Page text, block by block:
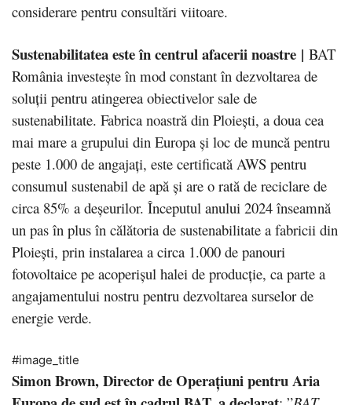
considerare pentru consultări viitoare.
Sustenabilitatea este în centrul afacerii noastre | BAT
România investește în mod constant în dezvoltarea de
soluții pentru atingerea obiectivelor sale de
sustenabilitate. Fabrica noastră din Ploiești, a doua cea
mai mare a grupului din Europa și loc de muncă pentru
peste 1.000 de angajați, este certificată AWS pentru
consumul sustenabil de apă și are o rată de reciclare de
circa 85% a deșeurilor. Începutul anului 2024 înseamnă
un pas în plus în călătoria de sustenabilitate a fabricii din
Ploiești, prin instalarea a circa 1.000 de panouri
fotovoltaice pe acoperișul halei de producție, ca parte a
angajamentului nostru pentru dezvoltarea surselor de
energie verde.
#image_title
Simon Brown, Director de Operațiuni pentru Aria